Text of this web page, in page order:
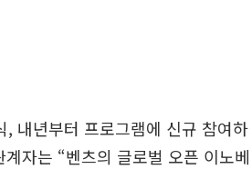
내년부터 프로그램에 신규 참여하
자는 “벤츠의 글로벌 오픈 이노베